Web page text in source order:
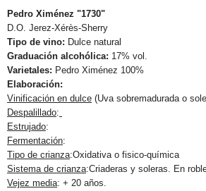
Pedro Ximénez "1730"
D.O. Jerez-Xérès-Sherry
Tipo de vino: Dulce natural
Graduación alcohólica: 17% vol.
Varietales: Pedro Ximénez 100%
Elaboración:
Vinificación en dulce (Uva sobremadurada o
Despalillado:
Estrujado:
Fermentación:
Tipo de crianza:Oxidativa o fisico-química
Sistema de crianza:Criaderas y soleras. En
Vejez media: + 20 años.